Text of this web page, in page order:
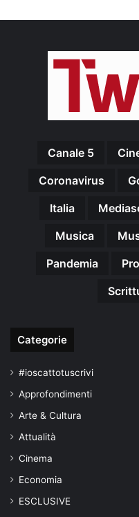
Canale 5
Coronavirus
Italia
Musica
Pandemia
Categorie
#ioscattotuscrivi
Approfondimenti
Arte & Cultura
Attualità
Cinema
Economia
ESCLUSIVE